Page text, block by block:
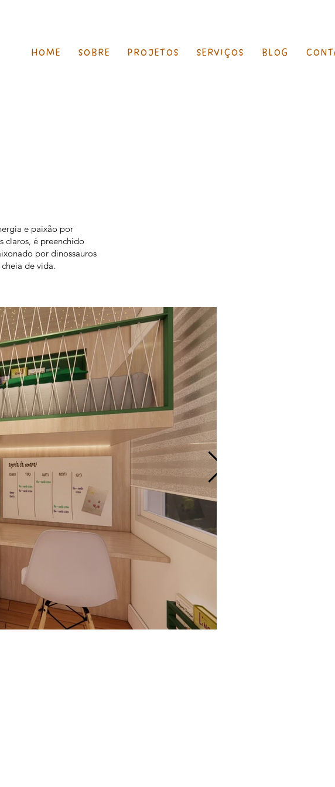
HOME SOBRE PROJETOS SERVIÇOS BLOG
e paixão por
claros, é preenchido
por dinossauros
de vida.